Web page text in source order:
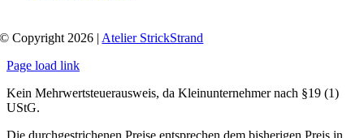
© Copyright 2026 |Atelier StrickStrand
Page load link
Kein Mehrwertsteuerausweis, da Kleinunternehmer nach §19 (1)
UStG.